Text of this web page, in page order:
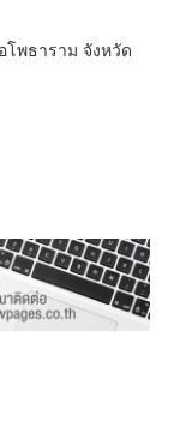
พธาราม จังหวัด